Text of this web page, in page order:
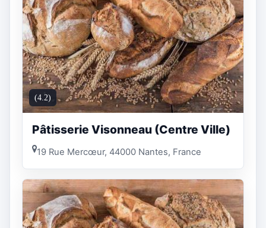
(4.2)
Pâtisserie Visonneau (Centre Ville)
19 Rue Mercœur, 44000 Nantes, France